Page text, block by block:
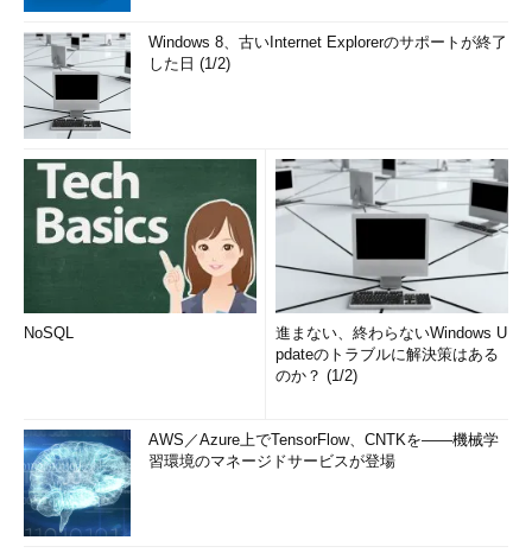
Windows 8、古いInternet Explorerのサポートが終了
した日 (1/2)
NoSQL
進まない、終わらないWindows U
pdateのトラブルに解決策はある
のか？ (1/2)
AWS／Azure上でTensorFlow、CNTKを――機械学
習環境のマネージドサービスが登場